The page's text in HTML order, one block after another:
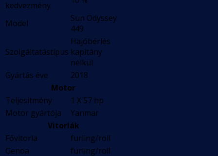
kedvezmény
Model
Sun Odyssey
449
Szolgáltatástípus
Hajóbérlés
kapitány
nélkül
Gyártás éve
2018
Motor
Teljesítmény
1 X 57 hp
Motor gyártója
Yanmar
Vitorlák
Fővitorla
furling/roll
Genoa
furling/roll